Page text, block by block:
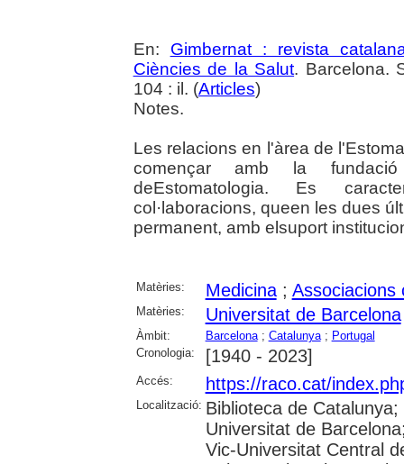
En: Gimbernat : revista
Ciències de la Salut. Barcelona.
104 : il. (Articles)
Notes.
Les relacions en l'àrea de
començar amb la
deEstomatologia. Es
col·laboracions, queen les dues
permanent, amb elsuport
Matèries: Medicina; Associacions
Matèries: Universitat de Barcelona
Àmbit: Barcelona; Catalunya; Portugal
Cronologia:
[1940 - 2023]
Accés: https://raco.cat/
Localització: Biblioteca de
Universitat de
Vic-Universitat Central